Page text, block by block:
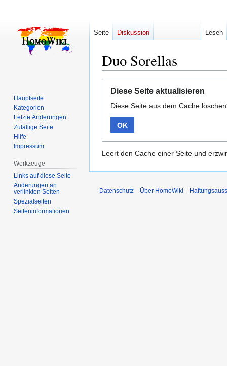
Duo Sorellas
Navigation
springen
Suche
springen
Diese Seite aktualisieren
Diese Seite aus dem Cache
OK
Leert den Cache einer Seite und
Seite Diskussion Lesen
Hauptseite
Kategorien
Letzte Änderungen
Zufällige Seite
Hilfe
Impressum
Werkzeuge
Links auf diese Seite
Änderungen an
verlinkten Seiten
Spezialseiten
Seiten­­informationen
Datenschutz Über HomoWiki